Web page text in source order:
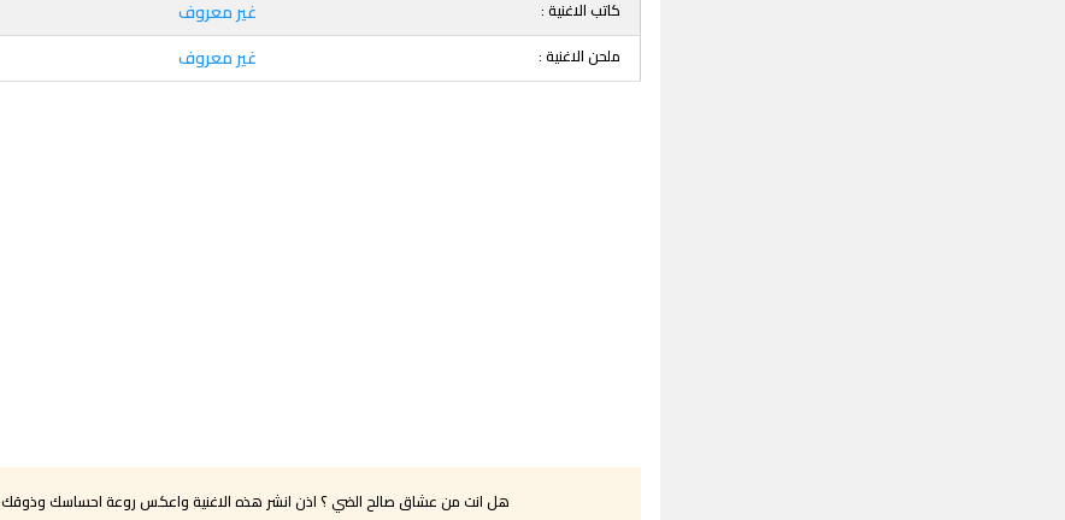
كاتب الاغنية : غير معروف
ملحن الاغنية : غير معروف
هل انت من عشاق صالح الضي ؟ اذن انشر هذه الاغنية واعكس روعة احساسك وذوقك